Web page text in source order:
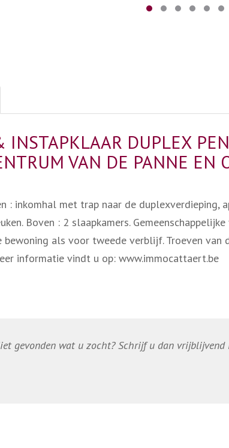
DUPLEX
VAN DE PANNE EN
: inkomhal met trap naar de
Boven : 2 slaapkamers.
als voor tweede verblijf. Troeven
informatie vindt u op: www.immocattaert.be
gevonden wat u zocht? Schrijf u dan